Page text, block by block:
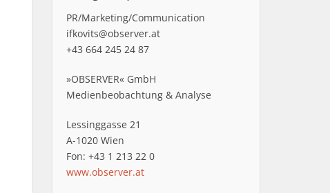
PR/Marketing/Communication
ifkovits@observer.at
+43 664 245 24 87
»OBSERVER« GmbH
Medienbeobachtung & Analyse
Lessinggasse 21
A-1020 Wien
Fon: +43 1 213 22 0
www.observer.at